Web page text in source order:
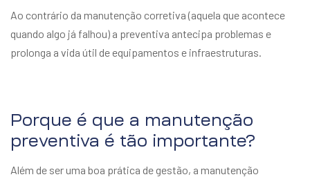
Ao contrário da manutenção corretiva (aquela que acontece
quando algo já falhou) a preventiva antecipa problemas e
prolonga a vida útil de equipamentos e infraestruturas.
Porque é que a manutenção
preventiva é tão importante?
Além de ser uma boa prática de gestão, a manutenção